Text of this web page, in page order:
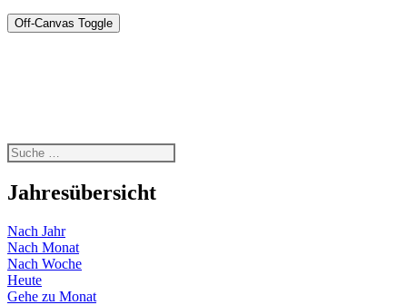
Off-Canvas Toggle
Jahresübersicht
Nach Jahr
Nach Monat
Nach Woche
Heute
Gehe zu Monat